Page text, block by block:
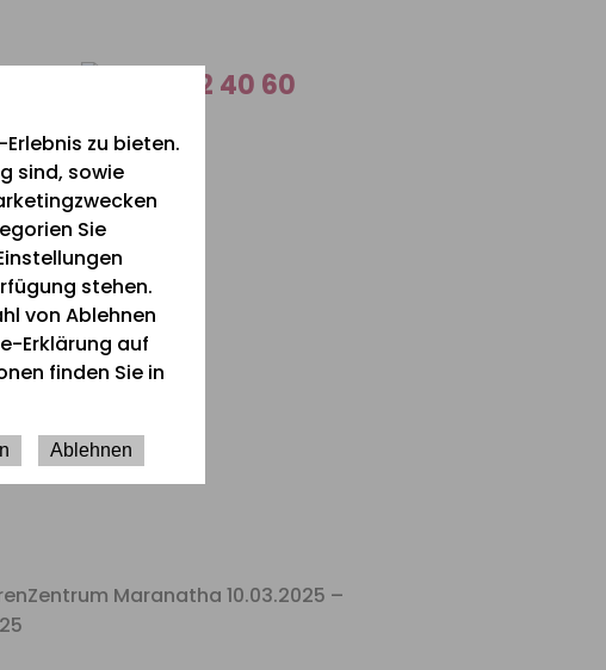
zu bieten.
sind, sowie
Sie
stehen.
von Ablehnen
Erklärung auf
finden Sie in
Ablehnen
0 26 42 40 60